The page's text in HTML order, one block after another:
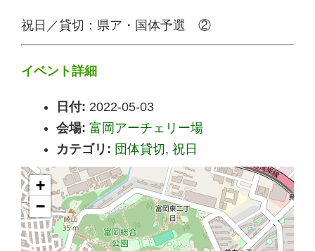
祝日／貸切：県ア・国体予選 ②
イベント詳細
日付: 2022-05-03
会場: 富岡アーチェリー場
カテゴリ: 団体貸切 , 祝日
+
−